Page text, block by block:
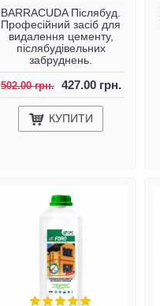
BARRACUDA Післябуд.
Професійний засіб для
видалення цементу,
післябудівельних
забруднень.
502.00 грн. 427.00 грн.
КУПИТИ